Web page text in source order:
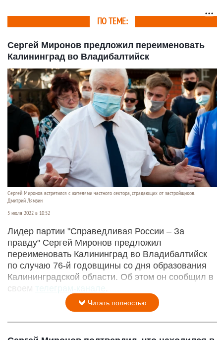
ПО ТЕМЕ:
Сергей Миронов предложил переименовать
Калининград во Владибалтийск
Сергей Миронов встретился с жителями частного сектора, страдающих от застройщиков.
Дмитрий Лямзин
5 июля 2022 в 10:52
Лидер партии "Справедливая России – За
правду" Сергей Миронов предложил
переименовать Калининград во Владибалтийск
по случаю 76-й годовщины со дня образования
Калининградской области. Об этом он сообщил в
своем
Читать полностью